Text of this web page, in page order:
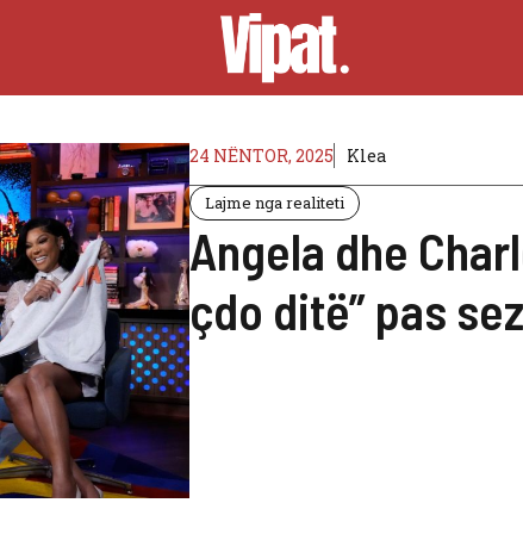
24 NËNTOR, 2025 Klea
Lajme nga realiteti
Angela dhe
çdo ditë” pas